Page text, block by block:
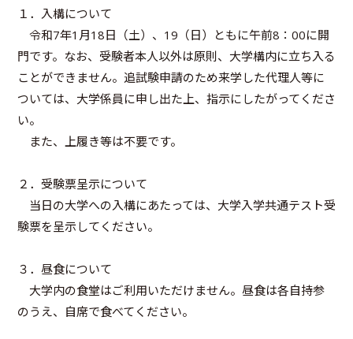
１．入構について
令和7年1月18日（土）、19（日）ともに午前8：00に開
門です。なお、受験者本人以外は原則、大学構内に立ち入る
ことができません。追試験申請のため来学した代理人等に
ついては、大学係員に申し出た上、指示にしたがってくださ
い。
また、上履き等は不要です。
２．受験票呈示について
当日の大学への入構にあたっては、大学入学共通テスト受
験票を呈示してください。
３．昼食について
大学内の食堂はご利用いただけません。昼食は各自持参
のうえ、自席で食べてください。